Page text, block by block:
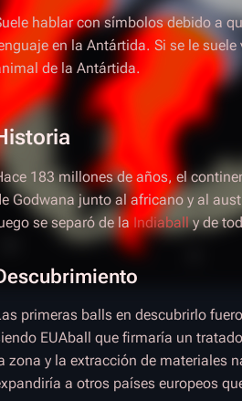
hablar con símbolos debido a
en la Antártida. Si se le
de la Antártida.
183 millones de años, el
Godwana junto al africano y al
se separó de laIndiabally de
primeras balls en descubrirlo
EUAball que firmaría un
zona y la extracción de materiales
a otros países europeos